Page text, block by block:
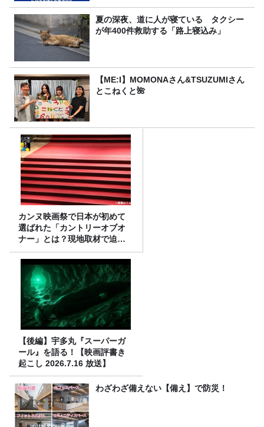
夏の深夜、道に人が寝ている タクシー
が年400件救助する「路上寝込み」
【ME:I】MOMONAさん&TSUZUMIさん
とこねくと🌺
カンヌ映画祭で日本が初めて
選ばれた「カントリーオブオ
ナー」とは？現地取材で迫る
選出の意味
【後編】宇多丸『スーパーガ
ール』を語る！【映画評書き
起こし 2026.7.16 放送】
わざわざ備えない【備え】で防災！